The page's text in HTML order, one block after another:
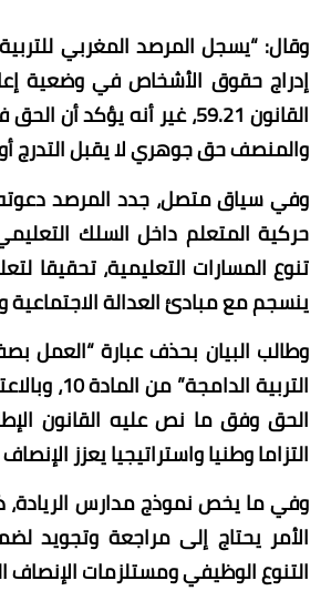
وقال: “يسجل المرصد المغربي
إدراج حقوق الأشخاص في وضعية
القانون 59.21، غير أنه يؤكد
والمنصف حق جوهري لا يقبل التدرج أو
وفي سياق متصل، جدد المرصد
حركية المتعلم داخل السلك
تنوع المسارات التعليمية، تحقيقا
ينسجم مع مبادئ العدالة الاجتماعية
وطالب البيان بحذف عبارة “العمل
التربية
التزاما وطنيا واستراتيجيا يعزز
وفي ما يخص نموذج مدارس الريادة،
الأمر يحتاج إلى مراجعة وتجويد
التنوع الوظيفي ومستلزمات الإنصاف